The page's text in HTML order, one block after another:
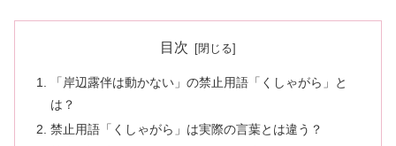
目次
「岸辺露伴は動かない」の禁止用語「くしゃがら」と
は？
禁止用語「くしゃがら」は実際の言葉とは違う？